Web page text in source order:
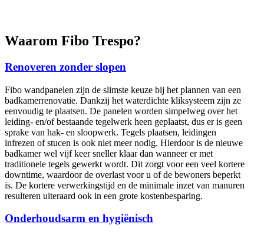
Waarom Fibo Trespo?
Renoveren zonder slopen
Fibo wandpanelen zijn de slimste keuze bij het plannen van een
badkamerrenovatie. Dankzij het waterdichte kliksysteem zijn ze
eenvoudig te plaatsen. De panelen worden simpelweg over het
leiding- en/of bestaande tegelwerk heen geplaatst, dus er is geen
sprake van hak- en sloopwerk. Tegels plaatsen, leidingen
infrezen of stucen is ook niet meer nodig. Hierdoor is de nieuwe
badkamer wel vijf keer sneller klaar dan wanneer er met
traditionele tegels gewerkt wordt. Dit zorgt voor een veel kortere
downtime, waardoor de overlast voor u of de bewoners beperkt
is. De kortere verwerkingstijd en de minimale inzet van manuren
resulteren uiteraard ook in een grote kostenbesparing.
Onderhoudsarm en hygiënisch